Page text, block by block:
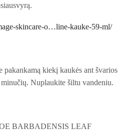
skincare-o…line-kauke-59-ml/
pakankamą kiekį kaukės ant švarios
Nuplaukite šiltu vandeniu.
BARBADENSIS LEAF